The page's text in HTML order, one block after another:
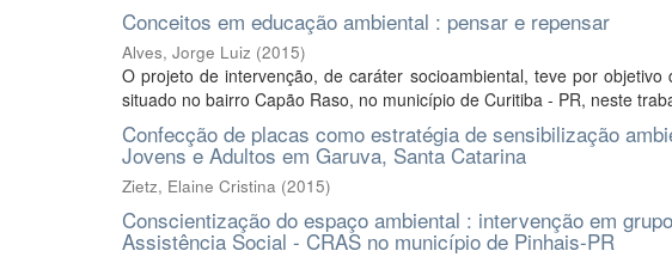
Conceitos em educação ambiental : pensar e repensar
Alves, Jorge Luiz (2015)
O projeto de intervenção, de caráter socioambiental, teve por
situado no bairro Capão Raso, no município de Curitiba - PR, neste
Confecção de placas como estratégia de sensibilização
Jovens e Adultos em Garuva, Santa Catarina
Zietz, Elaine Cristina (2015)
Conscientização do espaço ambiental : intervenção em
Assistência Social - CRAS no município de Pinhais-PR